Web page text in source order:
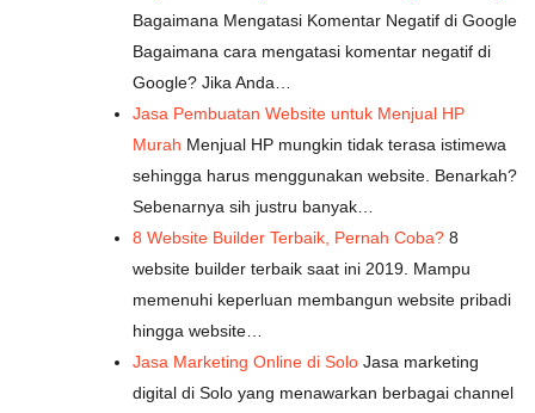
Bagaimana Mengatasi Komentar Negatif di Google
Bagaimana cara mengatasi komentar negatif di
Google? Jika Anda…
Jasa Pembuatan Website untuk Menjual HP
Murah Menjual HP mungkin tidak terasa istimewa
sehingga harus menggunakan website. Benarkah?
Sebenarnya sih justru banyak…
8 Website Builder Terbaik, Pernah Coba? 8
website builder terbaik saat ini 2019. Mampu
memenuhi keperluan membangun website pribadi
hingga website…
Jasa Marketing Online di Solo Jasa marketing
digital di Solo yang menawarkan berbagai channel